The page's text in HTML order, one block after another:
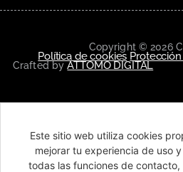
Copyright © 2026
Política de cookies
Crafted byATTOMO DIGITAL
Este sitio web utiliza cookies
mejorar tu experiencia de uso
todas las funciones de